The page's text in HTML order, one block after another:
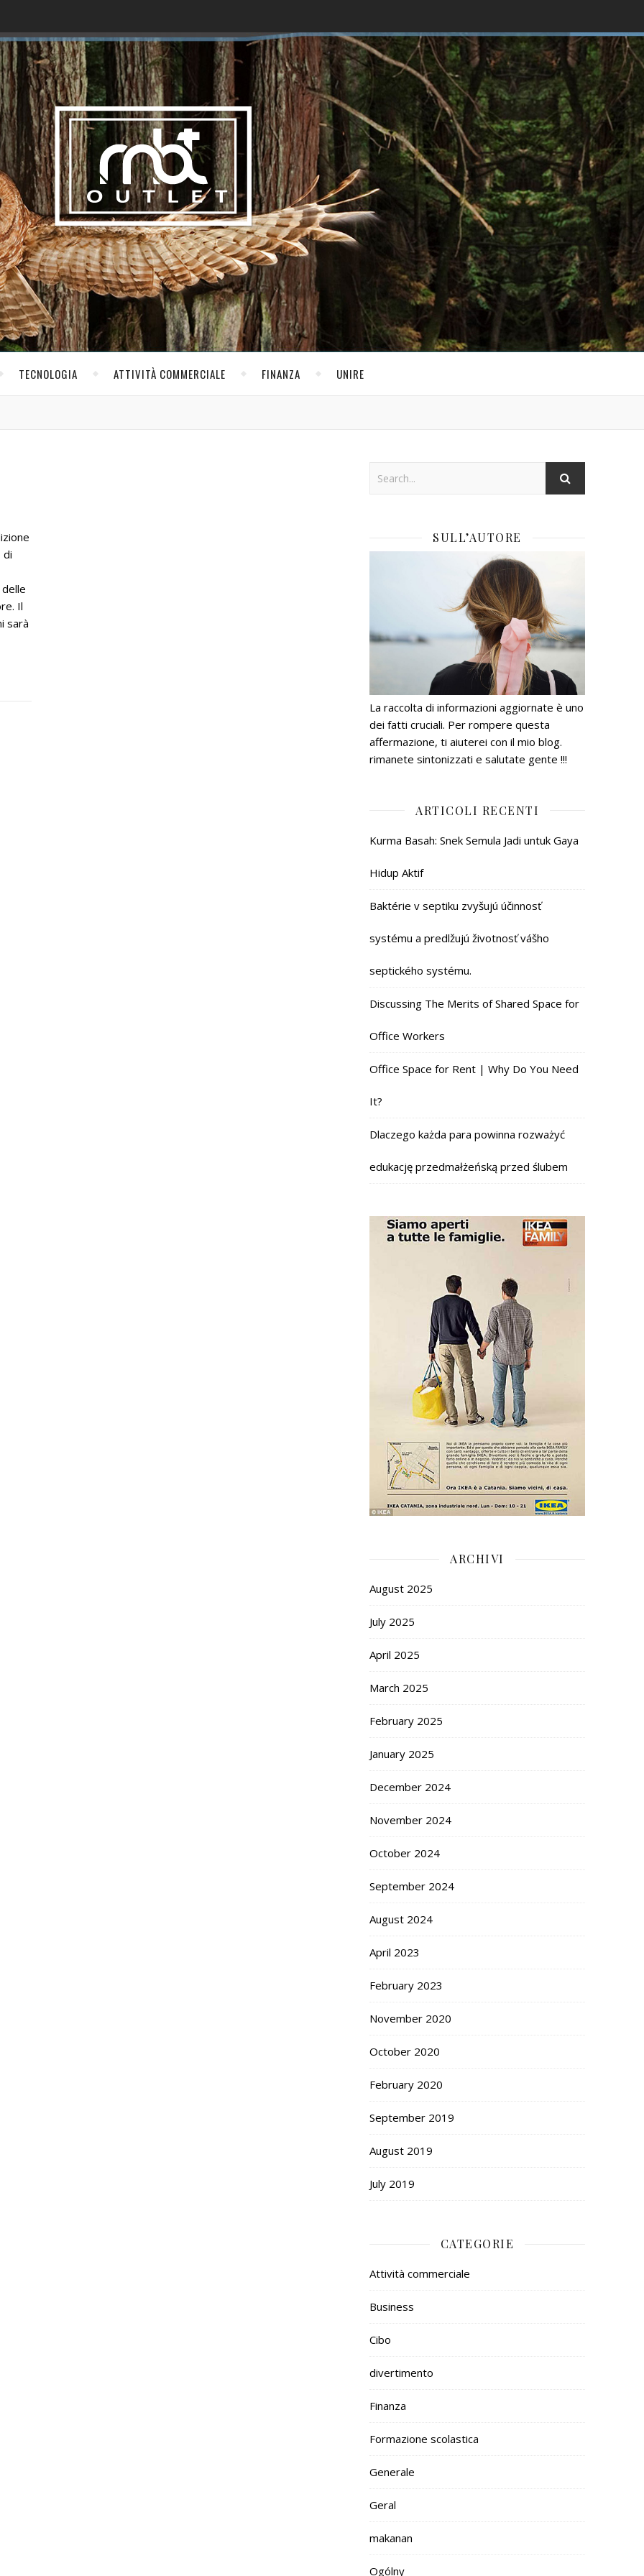
TECNOLOGIA ATTIVITÀ COMMERCIALE FINANZA UNIRE
di
Il
sarà
SULL’AUTORE
La raccolta di informazioni aggiornate è uno
dei fatti cruciali. Per rompere questa
affermazione, ti aiuterei con il mio blog.
rimanete sintonizzati e salutate gente !!!
ARTICOLI RECENTI
Kurma Basah: Snek Semula Jadi untuk Gaya
Hidup Aktif
Baktérie v septiku zvyšujú účinnosť
systému a predlžujú životnosť vášho
septického systému.
Discussing The Merits of Shared Space for
Office Workers
Office Space for Rent | Why Do You Need
It?
Dlaczego każda para powinna rozważyć
edukację przedmałżeńską przed ślubem
ARCHIVI
August 2025
July 2025
April 2025
March 2025
February 2025
January 2025
December 2024
November 2024
October 2024
September 2024
August 2024
April 2023
February 2023
November 2020
October 2020
February 2020
September 2019
August 2019
July 2019
CATEGORIE
Attività commerciale
Business
Cibo
divertimento
Finanza
Formazione scolastica
Generale
Geral
makanan
Ogólny